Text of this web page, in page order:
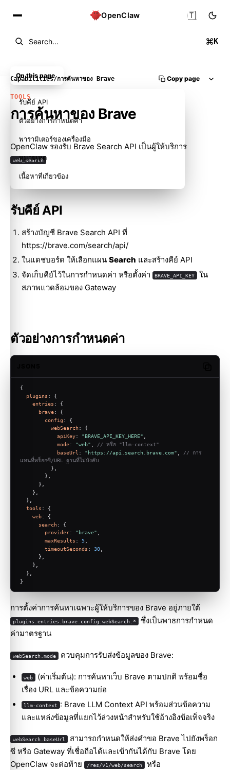
OpenClaw
Search... K
🇹🇭
Capabilities/การค้นหาของ Brave Copy page
TOOLS
การค้นหาของ Brave
OpenClaw รองรับ Brave Search API เป็นผู้ให้บริการ
web_search
รับคีย์ API
สร้างบัญชี Brave Search API ที่
https://brave.com/search/api/
ในแดชบอร์ด ให้เลือกแผน Search และสร้างคีย์ API
จัดเก็บคีย์ไว้ในการกำหนดค่า หรือตั้งค่า
BRAVE_API_KEY
ใน
สภาพแวดล้อมของ Gateway
ตัวอย่างการกำหนดค่า
{
plugins : {
entries : {
brave: {
config : {
webSearch: {
apiKey: "BRAVE_API_KEY_HERE"
mode: "web"
// หรือ "llm-context"
baseUrl : "https://api.search.brave.com"
// การ
แทนที่พร็อกซี/URL ฐานที่ไม่บังคับ
          },
        },
      },
    },
  },
tools : {
web: {
search: {
provider: "brave"
maxResults : 5
timeoutSeconds : 30
      },
    },
  },
}
การตั้งค่าการค้นหาเฉพาะผู้ให้บริการของ Brave อยู่ภายใต้
plugins.entries.brave.config.webSearch.* ซึ่งเป็นพาธการกำหนด
ค่ามาตรฐาน
webSearch.mode ควบคุมการรับส่งข้อมูลของ Brave:
web
(ค่าเริ่มต้น): การค้นหาเว็บ Brave ตามปกติ พร้อมชื่อ
เรื่อง URL และข้อความย่อ
llm-context : Brave LLM Context API พร้อมส่วนข้อความ
และแหล่งข้อมูลที่แยกไว้ล่วงหน้าสำหรับใช้อ้างอิงข้อเท็จจริง
webSearch.baseUrl สามารถกำหนดให้ส่งคำขอ Brave ไปยังพร็อก
ซี หรือ Gateway ที่เชื่อถือได้และเข้ากันได้กับ Brave โดย
OpenClaw จะต่อท้าย
/res/v1/web/search หรือ
On this page
รับคีย์ API
ตัวอย่างการกำหนดค่า
พารามิเตอร์ของเครื่องมือ
หมายเหตุ
เนื้อหาที่เกี่ยวข้อง